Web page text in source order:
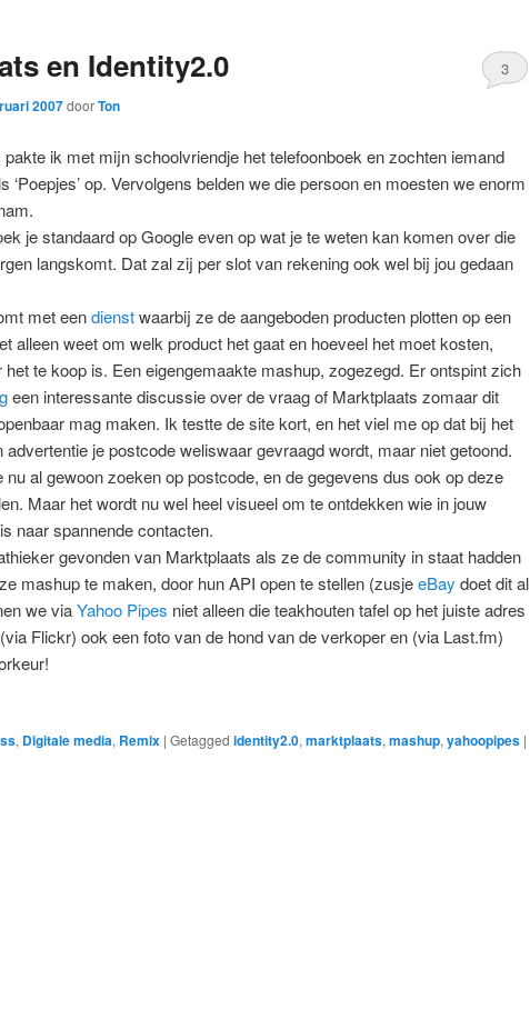
en Identity2.0
2007doorTon
3
ik met mijn schoolvriendje het telefoonboek en zochten iemand
‘Poepjes’ op. Vervolgens belden we die persoon en moesten we enorm
je standaard op Google even op wat je te weten kan komen over die
langskomt. Dat zal zij per slot van rekening ook wel bij jou gedaan
met eendienstwaarbij ze de aangeboden producten plotten op een
alleen weet om welk product het gaat en hoeveel het moet kosten,
het te koop is. Een eigengemaakte mashup, zogezegd. Er ontspint zich
een interessante discussie over de vraag of Marktplaats zomaar dit
mag maken. Ik testte de site kort, en het viel me op dat bij het
advertentie je postcode weliswaar gevraagd wordt, maar niet getoond.
nu al gewoon zoeken op postcode, en de gegevens dus ook op deze
Maar het wordt nu wel heel visueel om te ontdekken wie in jouw
naar spannende contacten.
gevonden van Marktplaats als ze de community in staat hadden
mashup te maken, door hun API open te stellen (zusjeeBay doet dit al
we viaYahoo Pipes niet alleen die teakhouten tafel op het juiste adres
Flickr) ook een foto van de hond van de verkoper en (via Last.fm)
, Digitale media, Remix | Getagged identity2.0, marktplaats, mashup, yahoopipes |